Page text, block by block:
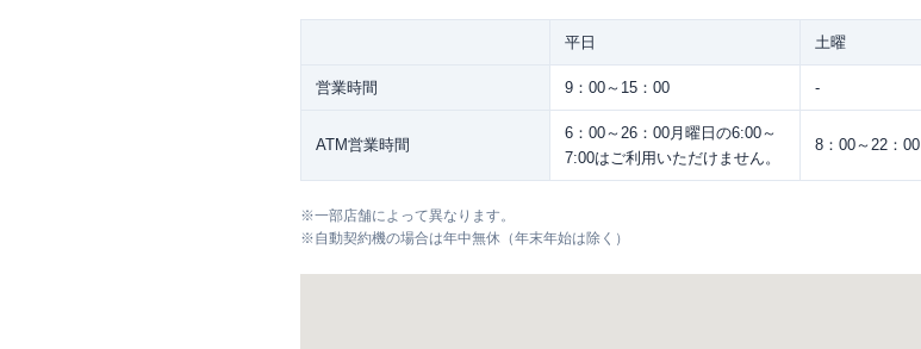
平日 土曜
営業時間 9：00～15：00 -
ATM営業時間
6：00～26：00月曜日の6:00～
7:00はご利用いただけません。
8：00～22：00
※一部店舗によって異なります。
※自動契約機の場合は年中無休（年末年始は除く）